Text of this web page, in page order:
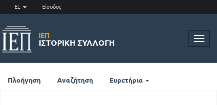
EL Είσοδος
ΙΕΠ
ΙΣΤΟΡΙΚΉ ΣΥΛΛΟΓΉ
Πλοήγηση Αναζήτηση Ευρετήρια